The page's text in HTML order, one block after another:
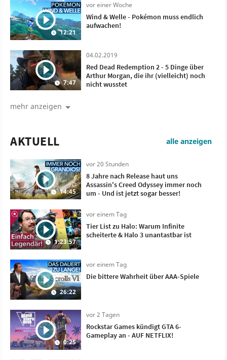
12:21
vor einer Woche
Wind & Welle - Pokémon muss endlich
aufwachen!
7:47
04.02.2019
Red Dead Redemption 2 - 5 Dinge über
Arthur Morgan, die ihr (vielleicht) noch
nicht wusstet
mehr anzeigen
AKTUELL alle anzeigen
14:45
vor 20 Stunden
8 Jahre nach Release haut uns
Assassin's Creed Odyssey immer noch
um - Und ist jetzt sogar besser!
1:23:57
vor einem Tag
Tier List zu Halo: Warum Infinite
scheiterte & Halo 3 unantastbar ist
26:22
vor einem Tag
Die bittere Wahrheit über AAA-Spiele
0:25
vor 2 Tagen
Rockstar Games kündigt GTA 6-
Gameplay an - AUF NETFLIX!